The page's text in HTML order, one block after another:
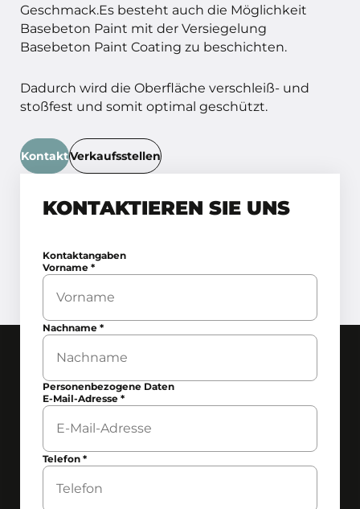
Geschmack.Es besteht auch die Möglichkeit
Basebeton Paint mit der Versiegelung
Basebeton Paint Coating zu beschichten.
Dadurch wird die Oberfläche verschleiß- und
stoßfest und somit optimal geschützt.
KontaktVerkaufsstellen
KONTAKTIEREN SIE UNS
Kontaktangaben
Vorname*
Nachname*
Personenbezogene Daten
E-Mail-Adresse*
Telefon*